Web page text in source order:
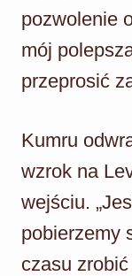
pozwolenie
mój
przeprosić
Kumru
wzrok na
wejściu.
pobierzemy
czasu